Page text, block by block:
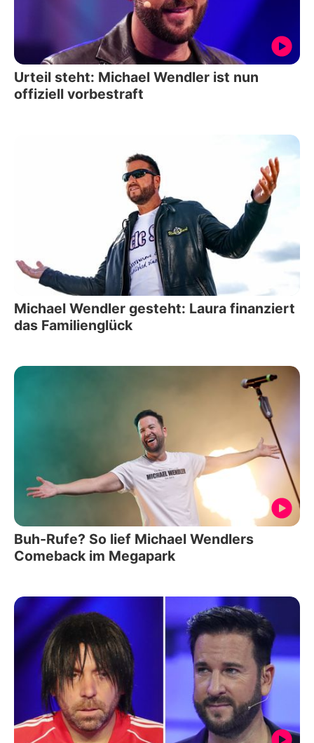
Urteil steht: Michael Wendler ist nun
offiziell vorbestraft
Michael Wendler gesteht: Laura finanziert
das Familienglück
Buh-Rufe? So lief Michael Wendlers
Comeback im Megapark